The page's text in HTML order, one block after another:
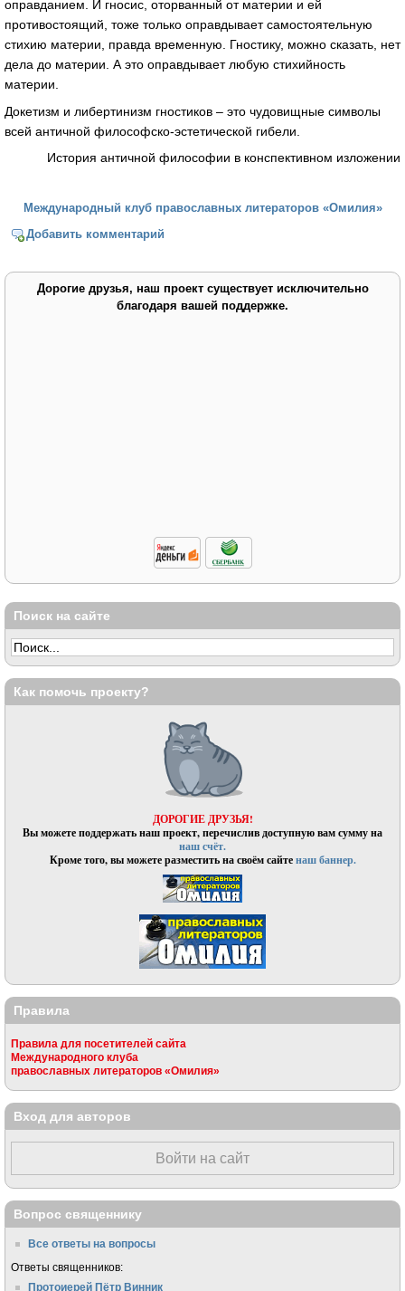
оправданием. И гносис, оторванный от материи и ей
противостоящий, тоже только оправдывает самостоятельную
стихию материи, правда временную. Гностику, можно сказать, нет
дела до материи. А это оправдывает любую стихийность
материи.
Докетизм и либертинизм гностиков – это чудовищные символы
всей античной философско-эстетической гибели.
История античной философии в конспективном изложении
Международный клуб православных литераторов «Омилия»
Добавить комментарий
Дорогие друзья, наш проект существует исключительно
благодаря вашей поддержке.
Поиск на сайте
Как помочь проекту?
ДОРОГИЕ ДРУЗЬЯ!
Вы можете поддержать наш проект, перечислив доступную вам сумму на
наш счёт.
Кроме того, вы можете разместить на своём сайтенаш баннер.
Правила
Правила для посетителей сайта
Международного клуба
православных литераторов «Омилия»
Вход для авторов
Войти на сайт
Вопрос священнику
Все ответы на вопросы
Ответы священников:
Протоиерей Пётр Винник